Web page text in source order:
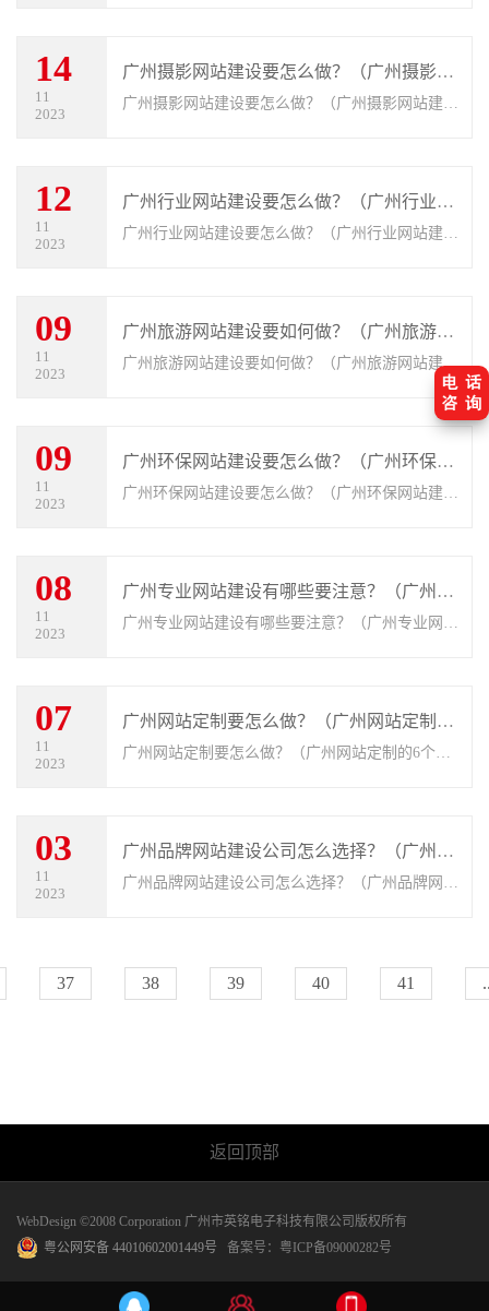
14
11
2023
广州摄影网站建设要怎么做？（广州摄影网站建设的6个要求）
广州摄影网站建设要怎么做？（广州摄影网站建设
12
11
2023
广州行业网站建设要怎么做？（广州行业网站建设的3个关键）
广州行业网站建设要怎么做？（广州行业网站建设
09
11
2023
广州旅游网站建设要如何做？（广州旅游网站建设的5个要求）
广州旅游网站建设要如何做？（广州旅游网站建设
的5个要求）。互联网时代下，越来越多的人依赖
通过网站查询景点信息，人们从网上获取旅游景区
09
11
2023
广州环保网站建设要怎么做？（广州环保网站建设的6个步骤）
广州环保网站建设要怎么做？（广州环保网站建设
08
11
2023
广州专业网站建设有哪些要注意？（广州专业网站建设的6个要点）
广州专业网站建设有哪些要注意？（广州专业网站
07
11
2023
广州网站定制要怎么做？（广州网站定制的6个步骤）
广州网站定制要怎么做？（广州网站定制的6个步
03
11
2023
广州品牌网站建设公司怎么选择？（广州品牌网站建设的5个要求）
广州品牌网站建设公司怎么选择？（广州品牌网站
入手，然后结合产品特征，考虑产品
37 38 39 40 41
返回顶部
WebDesign ©2008 Corporation 广州市英铭电子科技有限公司版权所有
粤公网安备 44010602001449号
备案号： 粤ICP备09000282号